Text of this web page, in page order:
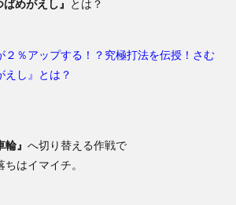
ばめがえし』 とは？
２％アップする！？究極打法を伝授！さむ
えし』とは？
輪』 へ切り替える作戦で
ちはイマイチ。